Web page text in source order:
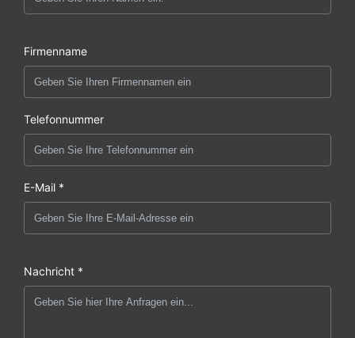
Firmenname
Telefonnummer
E-Mail *
Nachricht *